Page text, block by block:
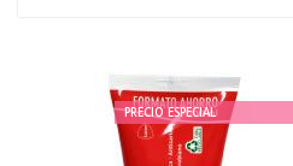
PRECIO ESPECIAL